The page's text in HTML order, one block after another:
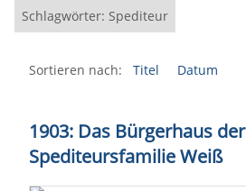
Schlagwörter: Spediteur
Sortieren nach: Titel Datum
1903: Das Bürgerhaus der
Spediteursfamilie Weiß